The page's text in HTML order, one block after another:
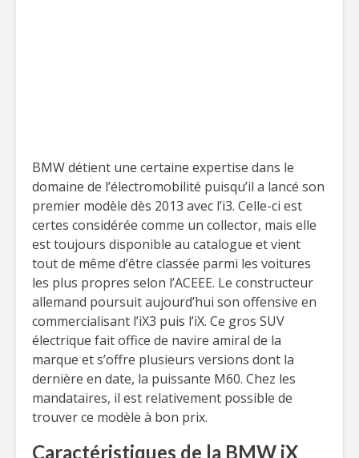
BMW détient une certaine expertise dans le
domaine de l’électromobilité puisqu’il a lancé son
premier modèle dès 2013 avec l’i3. Celle-ci est
certes considérée comme un collector, mais elle
est toujours disponible au catalogue et vient
tout de même d’être classée parmi les voitures
les plus propres selon l’ACEEE. Le constructeur
allemand poursuit aujourd’hui son offensive en
commercialisant l’iX3 puis l’iX. Ce gros SUV
électrique fait office de navire amiral de la
marque et s’offre plusieurs versions dont la
dernière en date, la puissante M60. Chez les
mandataires, il est relativement possible de
trouver ce modèle à bon prix.
Caractéristiques de la BMW iX